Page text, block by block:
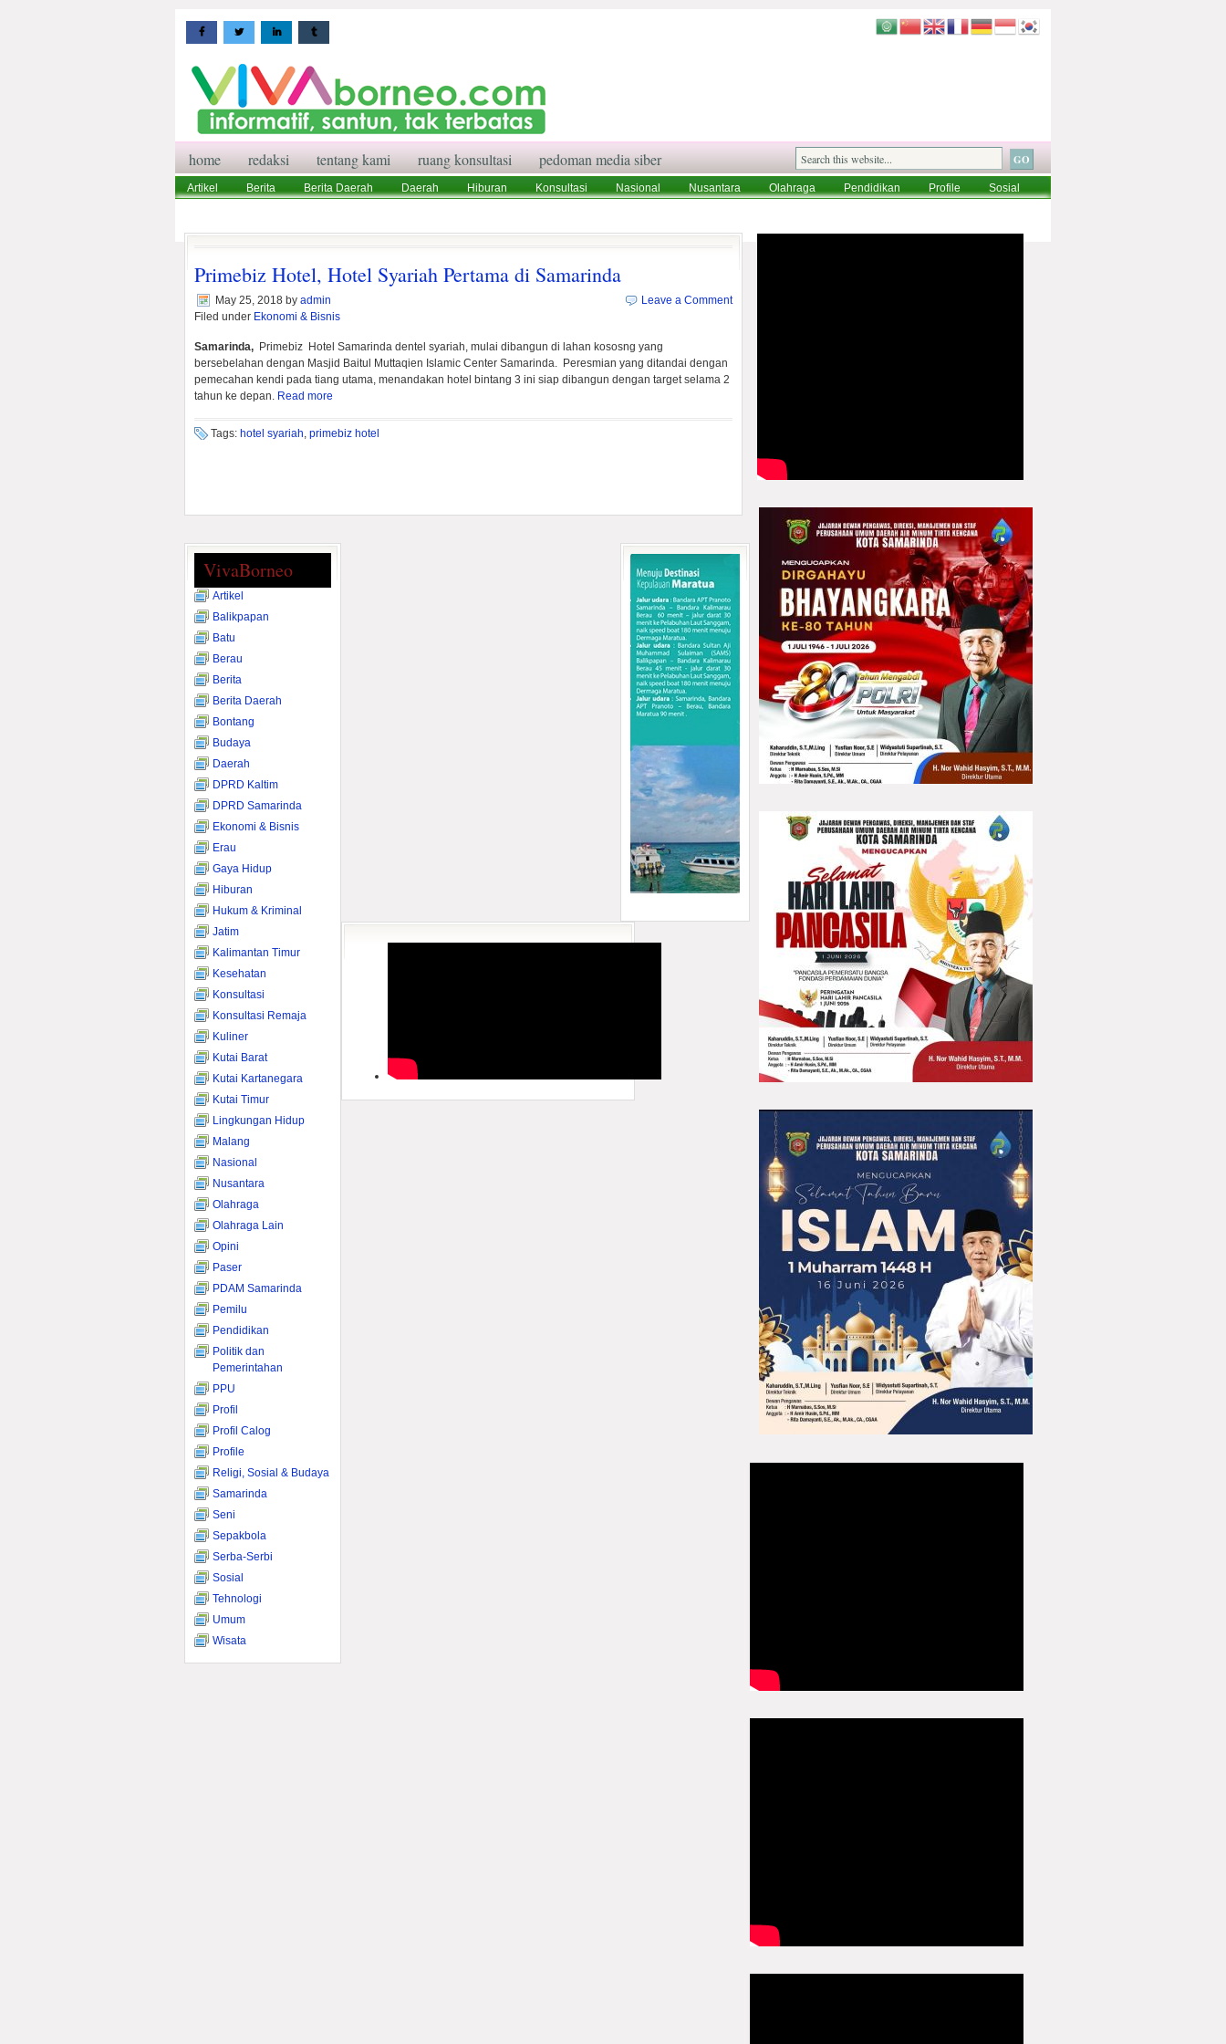
home redaksi tentang kami ruang konsultasi pedoman media siber
Artikel Berita Berita Daerah Daerah Hiburan Konsultasi Nasional Nusantara Olahraga Pendidikan Profile
Sosial
Primebiz Hotel, Hotel Syariah Pertama di Samarinda
May 25, 2018 by admin
Filed under Ekonomi & Bisnis
Leave a Comment
Samarinda, Primebiz Hotel Samarinda dentel syariah, mulai dibangun di lahan kososng yang
bersebelahan dengan Masjid Baitul Muttaqien Islamic Center Samarinda. Peresmian yang ditandai dengan
pemecahan kendi pada tiang utama, menandakan hotel bintang 3 ini siap dibangun dengan target selama 2
tahun ke depan. Read more
Tags: hotel syariah, primebiz hotel
VivaBorneo
Artikel
Balikpapan
Batu
Berau
Berita
Berita Daerah
Bontang
Budaya
Daerah
DPRD Kaltim
DPRD Samarinda
Ekonomi & Bisnis
Erau
Gaya Hidup
Hiburan
Hukum & Kriminal
Jatim
Kalimantan Timur
Kesehatan
Konsultasi
Konsultasi Remaja
Kuliner
Kutai Barat
Kutai Kartanegara
Kutai Timur
Lingkungan Hidup
Malang
Nasional
Nusantara
Olahraga
Olahraga Lain
Opini
Paser
PDAM Samarinda
Pemilu
Pendidikan
Politik dan
Pemerintahan
PPU
Profil
Profil Calog
Profile
Religi, Sosial & Budaya
Samarinda
Seni
Sepakbola
Serba-Serbi
Sosial
Tehnologi
Umum
Wisata